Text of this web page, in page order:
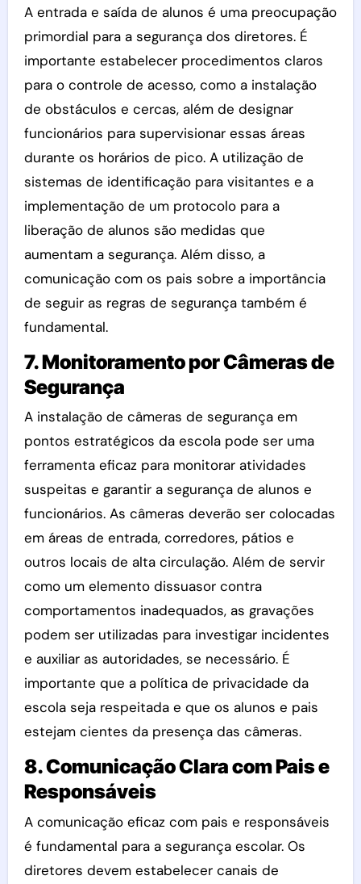
A entrada e saída de alunos é uma preocupação
primordial para a segurança dos diretores. É
importante estabelecer procedimentos claros
para o controle de acesso, como a instalação
de obstáculos e cercas, além de designar
funcionários para supervisionar essas áreas
durante os horários de pico. A utilização de
sistemas de identificação para visitantes e a
implementação de um protocolo para a
liberação de alunos são medidas que
aumentam a segurança. Além disso, a
comunicação com os pais sobre a importância
de seguir as regras de segurança também é
fundamental.
7. Monitoramento por Câmeras de
Segurança
A instalação de câmeras de segurança em
pontos estratégicos da escola pode ser uma
ferramenta eficaz para monitorar atividades
suspeitas e garantir a segurança de alunos e
funcionários. As câmeras deverão ser colocadas
em áreas de entrada, corredores, pátios e
outros locais de alta circulação. Além de servir
como um elemento dissuasor contra
comportamentos inadequados, as gravações
podem ser utilizadas para investigar incidentes
e auxiliar as autoridades, se necessário. É
importante que a política de privacidade da
escola seja respeitada e que os alunos e pais
estejam cientes da presença das câmeras.
8. Comunicação Clara com Pais e
Responsáveis
A comunicação eficaz com pais e responsáveis ​​
é fundamental para a segurança escolar. Os
diretores devem estabelecer canais de